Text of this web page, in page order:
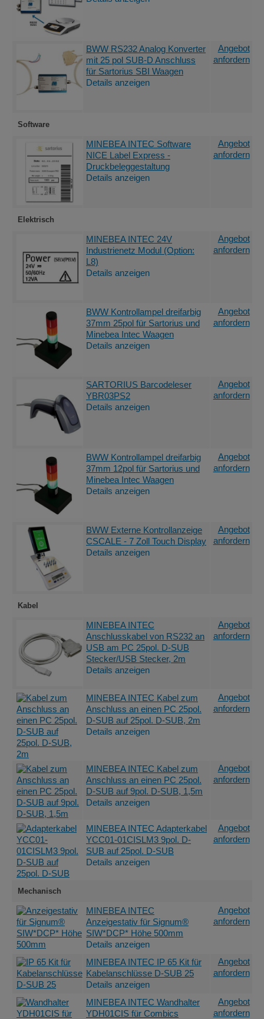
BWW RS232 Analog Konverter
mit 25 pol SUB-D Anschluss
für Sartorius SBI Waagen
Details anzeigen
Angebot
anfordern
Software
MINEBEA INTEC Software
NICE Label Express -
Druckbeleggestaltung
Details anzeigen
Angebot
anfordern
Elektrisch
MINEBEA INTEC 24V
Industrienetz Modul (Option:
L8)
Details anzeigen
Angebot
anfordern
BWW Kontrollampel dreifarbig
37mm 25pol für Sartorius und
Minebea Intec Waagen
Details anzeigen
Angebot
anfordern
SARTORIUS Barcodeleser
YBR03PS2
Details anzeigen
Angebot
anfordern
BWW Kontrollampel dreifarbig
37mm 12pol für Sartorius und
Minebea Intec Waagen
Details anzeigen
Angebot
anfordern
BWW Externe Kontrollanzeige
CSCALE - 7 Zoll Touch Display
Details anzeigen
Angebot
anfordern
Kabel
MINEBEA INTEC
Anschlusskabel von RS232 an
USB am PC 25pol. D-SUB
Stecker/USB Stecker, 2m
Details anzeigen
Angebot
anfordern
MINEBEA INTEC Kabel zum
Anschluss an einen PC 25pol.
D-SUB auf 25pol. D-SUB, 2m
Details anzeigen
Angebot
anfordern
MINEBEA INTEC Kabel zum
Anschluss an einen PC 25pol.
D-SUB auf 9pol. D-SUB, 1,5m
Details anzeigen
Angebot
anfordern
MINEBEA INTEC Adapterkabel
YCC01-01CISLM3 9pol. D-
SUB auf 25pol. D-SUB
Details anzeigen
Angebot
anfordern
Mechanisch
MINEBEA INTEC
Anzeigestativ für Signum®
SIW*DCP* Höhe 500mm
Details anzeigen
Angebot
anfordern
MINEBEA INTEC IP 65 Kit für
Kabelanschlüsse D-SUB 25
Details anzeigen
Angebot
anfordern
MINEBEA INTEC Wandhalter
YDH01CIS für Combics
Angebot
anfordern